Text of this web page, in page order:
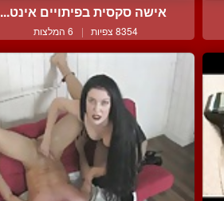
אישה סקסית בפיתויים אינט...
8354 צפיות | 6 המלצות